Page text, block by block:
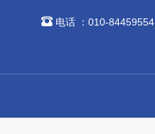
电话 ：010-84459554